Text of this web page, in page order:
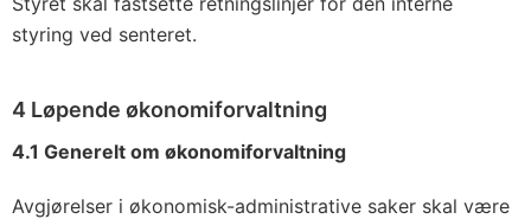
styring ved senteret.
4 Løpende økonomiforvaltning
4.1 Generelt om økonomiforvaltning
Avgjørelser i økonomisk-administrative saker skal være